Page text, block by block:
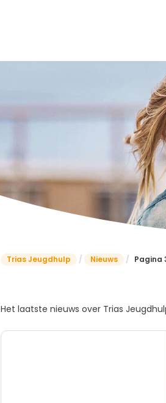
Trias Jeugdhulp / Nieuws / Pagina
Het laatste nieuws over Trias